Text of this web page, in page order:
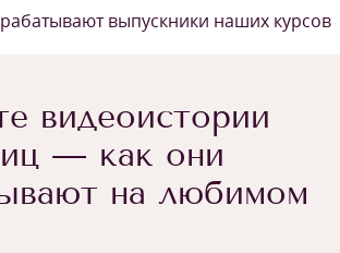
выпускники наших курсов
видеоистории
— как они
на любимом